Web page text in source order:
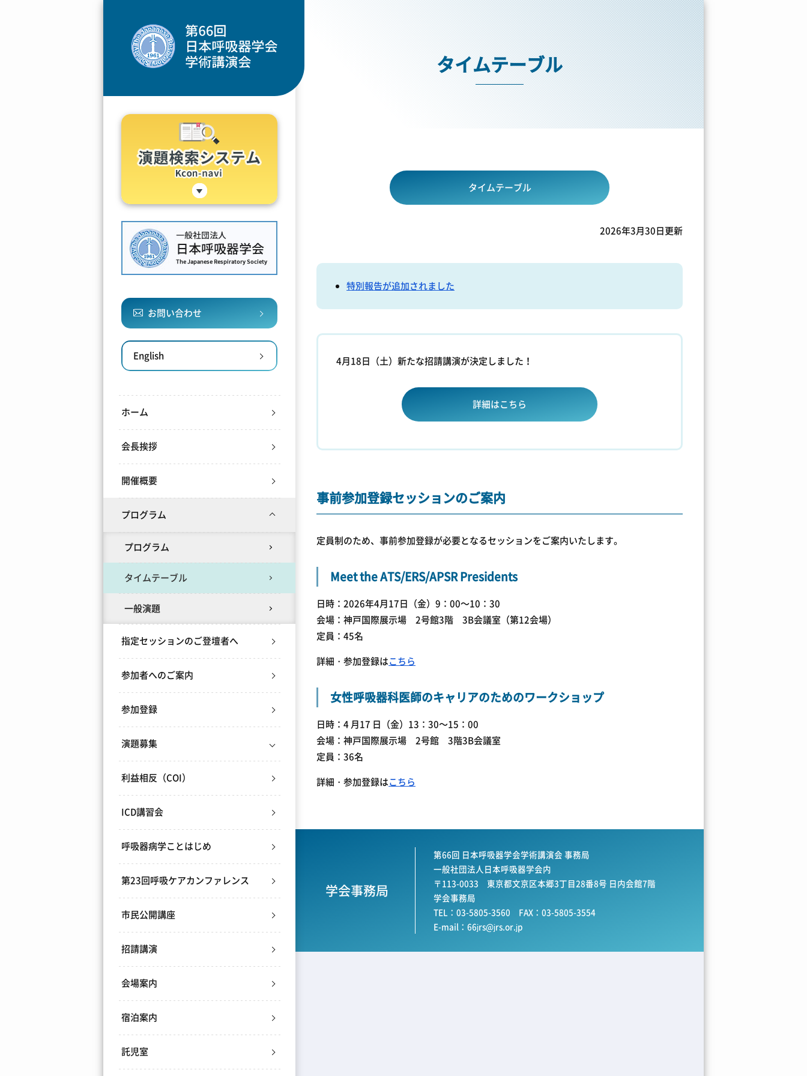
タイムテーブル
タイムテーブル
2026年3月30日更新
特別報告が追加されました
4月18日（土）新たな招請講演が決定しました！
詳細はこちら
事前参加登録セッションのご案内
定員制のため、事前参加登録が必要となるセッションをご案内いたします。
Meet the ATS/ERS/APSR Presidents
日時：2026年4月17日（金）9：00～10：30
会場：神戸国際展示場 2号館3階 3B会議室（第12会場）
定員：45名
詳細・参加登録はこちら
女性呼吸器科医師のキャリアのためのワークショップ
日時：4 月17 日（金）13：30～15：00
会場：神戸国際展示場 2号館 3階3B会議室
定員：36名
詳細・参加登録はこちら
学会事務局
第66回 日本呼吸器学会学術講演会 事務局
一般社団法人日本呼吸器学会内
〒113-0033 東京都文京区本郷3丁目28番8号 日内会館7階
学会事務局
TEL：03-5805-3560 FAX：03-5805-3554
E-mail： 66jrs@jrs.or.jp
お問い合わせ
English
ホーム
会長挨拶
開催概要
プログラム
プログラム
タイムテーブル
一般演題
指定セッションのご登壇者へ
参加者へのご案内
参加登録
演題募集
利益相反（COI）
ICD講習会
呼吸器病学ことはじめ
第23回呼吸ケアカンファレンス
市民公開講座
招請講演
会場案内
宿泊案内
託児室